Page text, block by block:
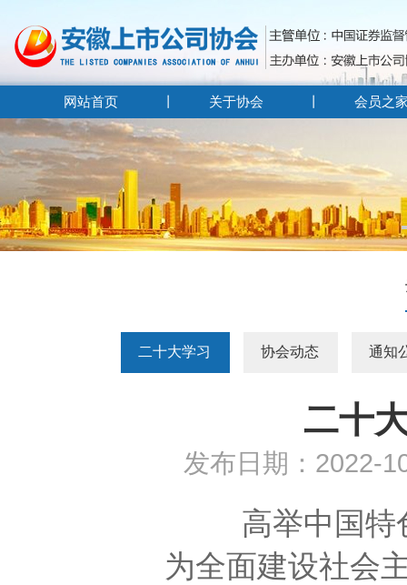
网站首页 关于协会 会员之
二十大学习 协会动态 通知
二十
发布日期：
高举中国特
为全面建设社会